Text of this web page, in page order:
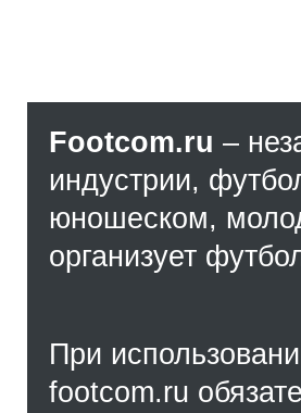
Footcom.ru –
индустрии,
юношеском,
организует
При
footcom.ru